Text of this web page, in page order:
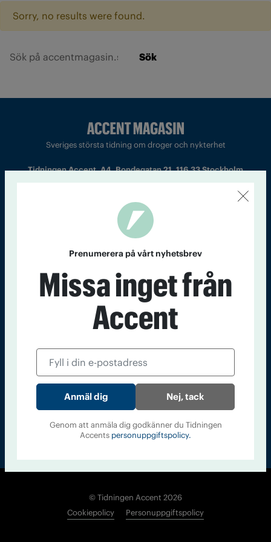
Sorry, no results were found.
Sök
Sveriges största tidning om droger och nykterhet
Tidningen Accent, A4, Bondegatan 21, 116 33 Stockholm
Chefredaktör och ansvarig utgivare: Barbro Janson Lundkvist,
barbro@a4.se.
Kontakt Om Tidningen Tidningsarkiv In English
Läs tidigare
Accent
© Tidningen Accent 2026
Cookiepolicy
Personuppgiftspolicy
Prenumerera på vårt nyhetsbrev
Missa inget från
Accent
Nej, tack
Genom att anmäla dig godkänner du Tidningen
Accents personuppgiftspolicy.